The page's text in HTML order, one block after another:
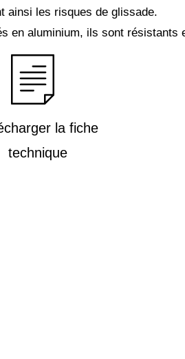
ainsi les risques de glissade.
en aluminium, ils sont résistants
la fiche
technique